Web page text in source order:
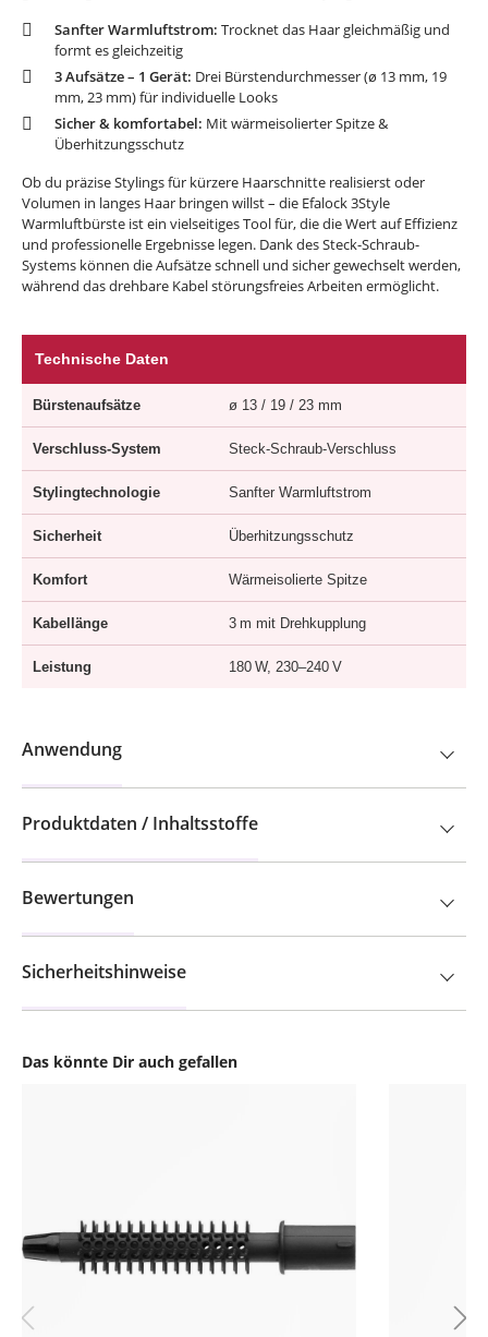
Das könnte Dir auch gefallen
Sanfter Warmluftstrom: Trocknet das Haar gleichmäßig und
formt es gleichzeitig
3 Aufsätze – 1 Gerät: Drei Bürstendurchmesser (ø 13 mm, 19
mm, 23 mm) für individuelle Looks
Sicher & komfortabel: Mit wärmeisolierter Spitze &
Überhitzungsschutz
Ob du präzise Stylings für kürzere Haarschnitte realisierst oder
Volumen in langes Haar bringen willst – die Efalock 3Style
Warmluftbürste ist ein vielseitiges Tool für, die die Wert auf Effizienz
und professionelle Ergebnisse legen. Dank des Steck-Schraub-
Systems können die Aufsätze schnell und sicher gewechselt werden,
während das drehbare Kabel störungsfreies Arbeiten ermöglicht.
Technische Daten
Bürstenaufsätze ø 13 / 19 / 23 mm
Verschluss-System Steck-Schraub-Verschluss
Stylingtechnologie Sanfter Warmluftstrom
Sicherheit Überhitzungsschutz
Komfort Wärmeisolierte Spitze
Kabellänge 3 m mit Drehkupplung
Leistung 180 W, 230–240 V
Anwendung
Produktdaten / Inhaltsstoffe
Bewertungen
Sicherheitshinweise